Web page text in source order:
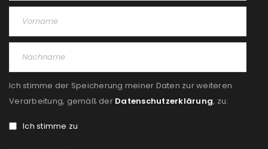
Ich stimme der Speicherung meiner Daten zur weiteren
Verarbeitung, gemäß der Datenschutzerklärung, zu:
Ich stimme zu